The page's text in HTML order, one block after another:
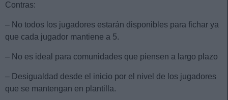
Contras:
– No todos los jugadores estarán disponibles para fichar ya
que cada jugador mantiene a 5.
– No es ideal para comunidades que piensen a largo plazo
– Desigualdad desde el inicio por el nivel de los jugadores
que se mantengan en plantilla.